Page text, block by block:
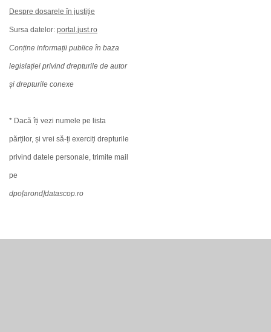
Despre dosarele în justiție
Sursa datelor: portal.just.ro
Conține informații publice în baza
legislației privind drepturile de autor
și drepturile conexe
* Dacă îți vezi numele pe lista
părților, și vrei să-ți exerciți drepturile
privind datele personale, trimite mail
pe
dpo[arond]datascop.ro